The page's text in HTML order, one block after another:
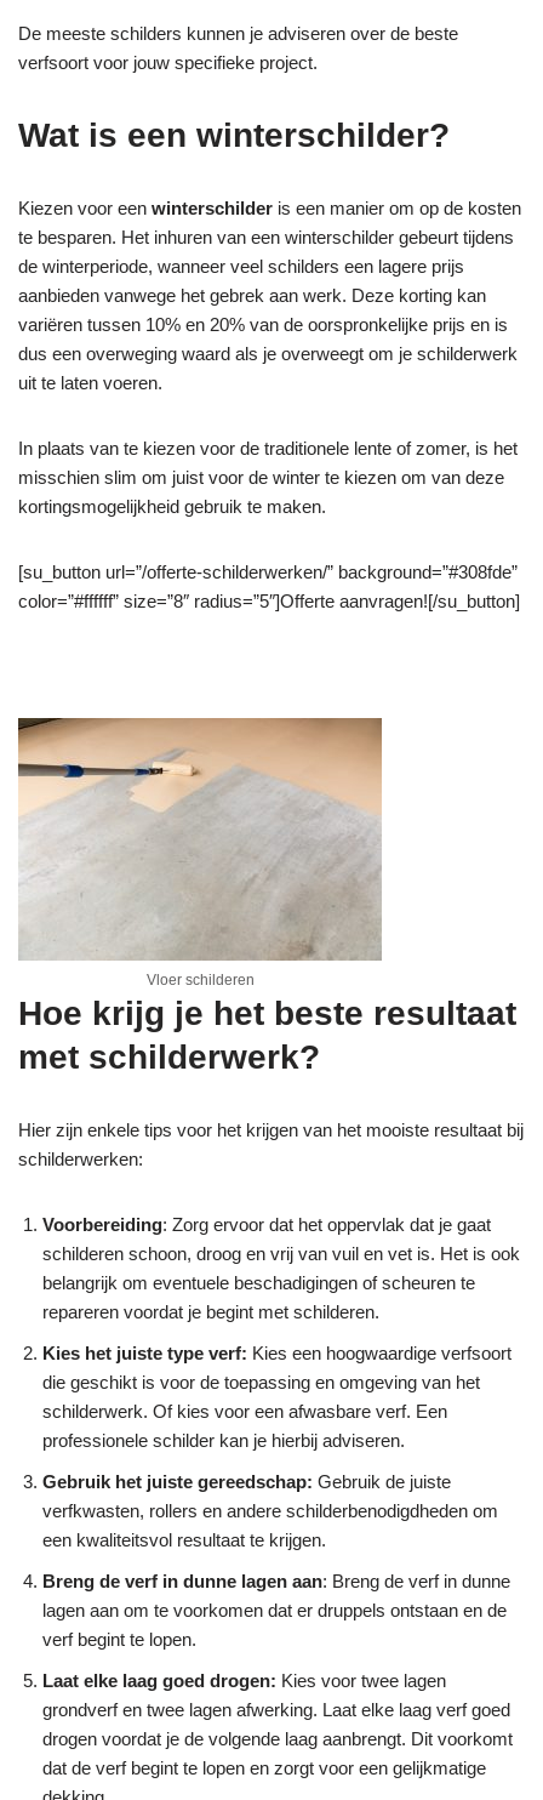
De meeste schilders kunnen je adviseren over de beste
verfsoort voor jouw specifieke project.
Wat is een winterschilder?
Kiezen voor een winterschilder is een manier om op de kosten
te besparen. Het inhuren van een winterschilder gebeurt tijdens
de winterperiode, wanneer veel schilders een lagere prijs
aanbieden vanwege het gebrek aan werk. Deze korting kan
variëren tussen 10% en 20% van de oorspronkelijke prijs en is
dus een overweging waard als je overweegt om je schilderwerk
uit te laten voeren.
In plaats van te kiezen voor de traditionele lente of zomer, is het
misschien slim om juist voor de winter te kiezen om van deze
kortingsmogelijkheid gebruik te maken.
[su_button url=”/offerte-schilderwerken/” background=”#308fde”
color=”#ffffff” size=”8″ radius=”5″]Offerte aanvragen![/su_button]
Vloer schilderen
Hoe krijg je het beste resultaat
met schilderwerk?
Hier zijn enkele tips voor het krijgen van het mooiste resultaat bij
schilderwerken:
Voorbereiding: Zorg ervoor dat het oppervlak dat je gaat
schilderen schoon, droog en vrij van vuil en vet is. Het is ook
belangrijk om eventuele beschadigingen of scheuren te
repareren voordat je begint met schilderen.
Kies het juiste type verf: Kies een hoogwaardige verfsoort
die geschikt is voor de toepassing en omgeving van het
schilderwerk. Of kies voor een afwasbare verf. Een
professionele schilder kan je hierbij adviseren.
Gebruik het juiste gereedschap: Gebruik de juiste
verfkwasten, rollers en andere schilderbenodigdheden om
een kwaliteitsvol resultaat te krijgen.
Breng de verf in dunne lagen aan: Breng de verf in dunne
lagen aan om te voorkomen dat er druppels ontstaan en de
verf begint te lopen.
Laat elke laag goed drogen: Kies voor twee lagen
grondverf en twee lagen afwerking. Laat elke laag verf goed
drogen voordat je de volgende laag aanbrengt. Dit voorkomt
dat de verf begint te lopen en zorgt voor een gelijkmatige